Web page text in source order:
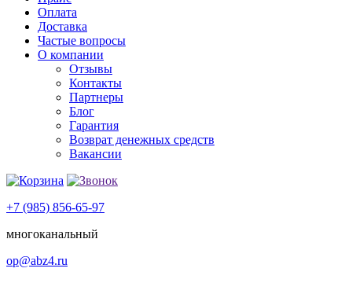
Оплата
Доставка
Частые вопросы
О компании
Отзывы
Контакты
Партнеры
Блог
Гарантия
Возврат денежных средств
Вакансии
+7 (985) 856-65-97
многоканальный
op@abz4.ru